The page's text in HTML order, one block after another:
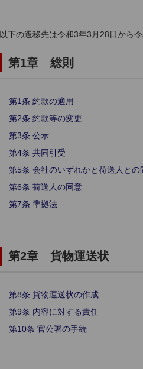
以下の遷移先は令和3年3月28日から
第1章 総則
第1条 約款の適用
第2条 約款等の変更
第3条 公示
第4条 共同引受
第5条 会社のいずれかと荷送人との
第6条 荷送人の同意
第7条 準拠法
第2章 貨物運送状
第8条 貨物運送状の作成
第9条 内容に対する責任
第10条 官公署の手続